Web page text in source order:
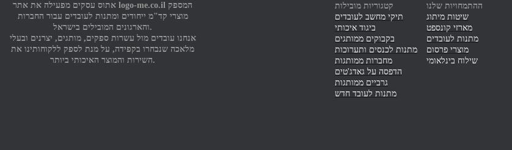
ההתמחויות שלנו
שיטות מיתוג
מארזי קונספט
מתנות לעובדים
מוצרי פרסום
שילוח בינלאומי
קטגוריות מובילות
תיקי מחשב לעובדים
ביגוד איכותי
בקבוקים ממותגים
מתנות לכנסים ותערוכות
מחברות ממותגות
הדפסה על גאדג'טים
גרביים ממותגות
מתנות לעובד חדש
אתוס עסקים מפעילה את אתר logo-me.co.il המספק
מוצרי קד"מ ייחודים ומתנות לעובדים עבור החברות
והארגונים המובילים בישראל.
אנחנו עובדים מול עשרות ספקים, מותגים, יצרנים ובעלי
מלאכה שנבחרו בקפידה, על מנת לספק ללקוחותינו את
השירות והמוצר האיכותי ביותר.